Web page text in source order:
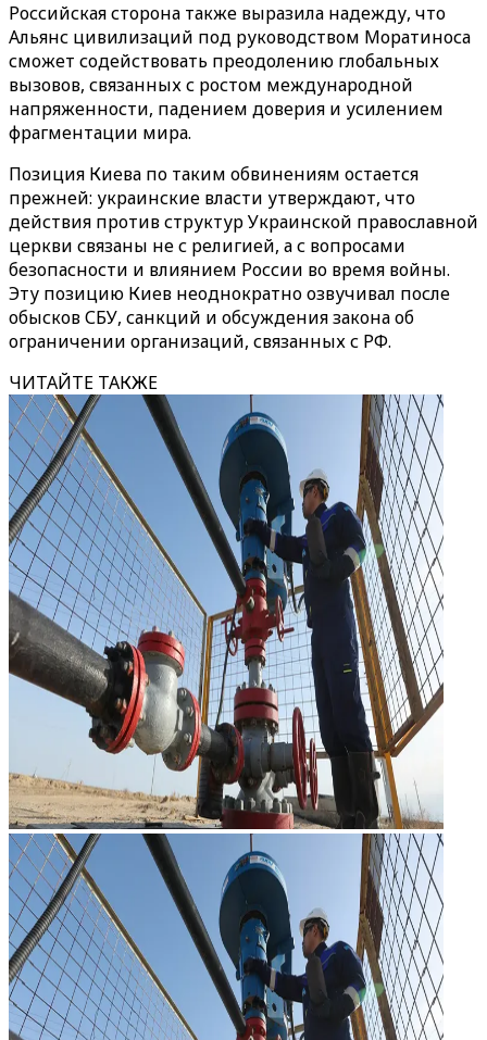
Российская сторона также выразила надежду, что
Альянс цивилизаций под руководством Моратиноса
сможет содействовать преодолению глобальных
вызовов, связанных с ростом международной
напряженности, падением доверия и усилением
фрагментации мира.
Позиция Киева по таким обвинениям остается
прежней: украинские власти утверждают, что
действия против структур Украинской православной
церкви связаны не с религией, а с вопросами
безопасности и влиянием России во время войны.
Эту позицию Киев неоднократно озвучивал после
обысков СБУ, санкций и обсуждения закона об
ограничении организаций, связанных с РФ.
ЧИТАЙТЕ ТАКЖЕ